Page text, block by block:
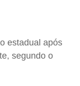
estadual após
segundo o